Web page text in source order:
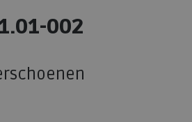
002